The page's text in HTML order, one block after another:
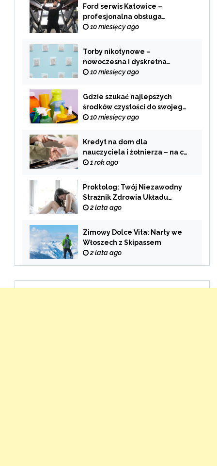
Ford serwis Katowice –
profesjonalna obsługa
Twojego samochodu
10 miesięcy ago
Torby nikotynowe –
nowoczesna i dyskretna
alternatywa dla tradycyjnego
10 miesięcy ago
Gdzie szukać najlepszych
środków czystości do swojego
domu?
10 miesięcy ago
Kredyt na dom dla
nauczyciela i żołnierza – na co
zwrócić uwagę przy wyborze
1 rok ago
Proktolog: Twój Niezawodny
Strażnik Zdrowia Układu
Pokarmowego
2 lata ago
Zimowy Dolce Vita: Narty we
Włoszech z Skipassem
2 lata ago